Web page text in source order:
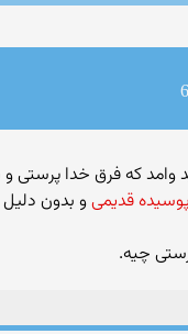
قدیمیو بدون
چیه.